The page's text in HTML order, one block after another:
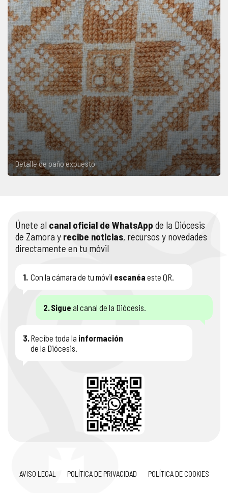
Detalle de paño expuesto
Únete al canal oficial de WhatsApp de la Diócesis
de Zamora y recibe noticias, recursos y novedades
directamente en tu móvil
1. Con la cámara de tu móvil escanéa este QR.
2.Sigue al canal de la Diócesis.
3.Recibe toda la información
de la Diócesis.
AVISO LEGAL POLÍTICA DE PRIVACIDAD POLÍTICA DE COOKIES